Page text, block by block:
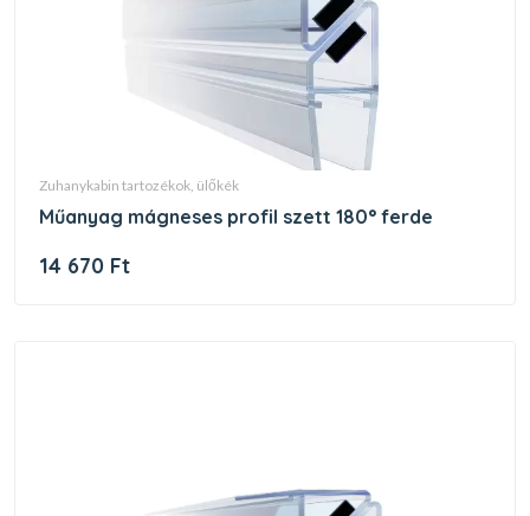
zuhanykabin tartozékok, ülőkék
műanyag mágneses profil szett 180° ferde
14 670 Ft